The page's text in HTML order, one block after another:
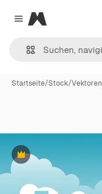
Close menu
Magnific
Startseite/Stock/Vektoren
Premium